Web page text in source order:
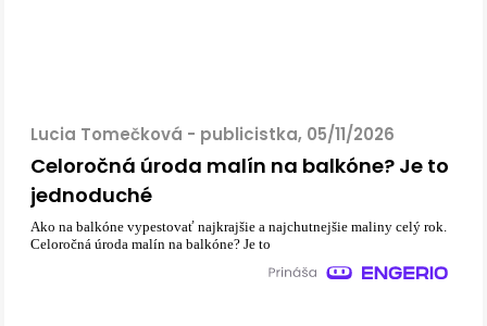
Lucia Tomečková - publicistka, 05/11/2026
Celoročná úroda malín na balkóne? Je to
jednoduché
Ako na balkóne vypestovať najkrajšie a najchutnejšie maliny celý rok.
Celoročná úroda malín na balkóne? Je to